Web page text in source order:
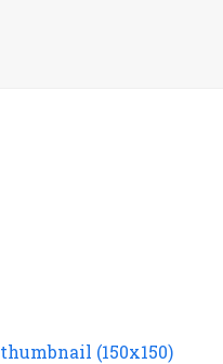
thumbnail (150x150)